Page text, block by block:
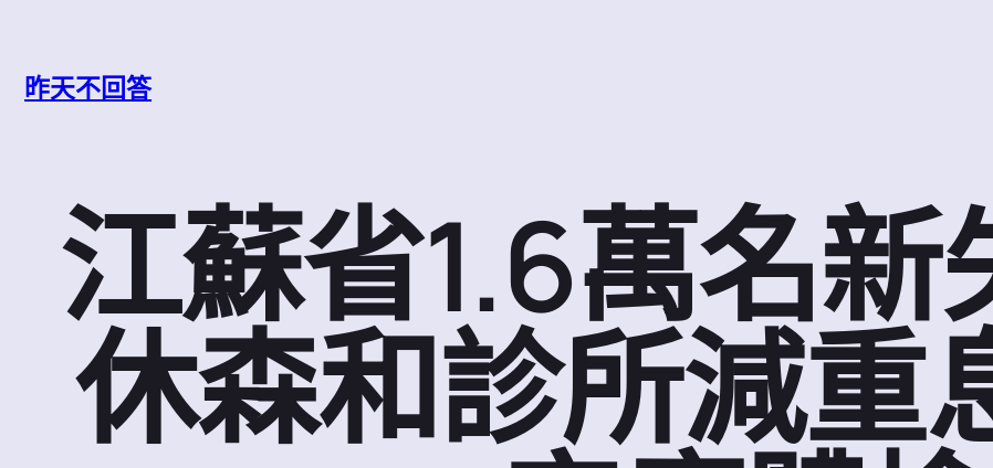
要昨天不回答
江蘇省1.6萬名新
休森和診所減重